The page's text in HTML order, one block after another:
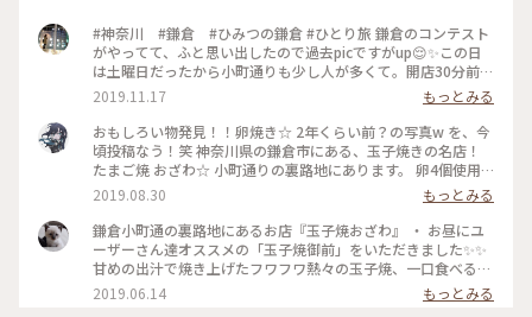
#神奈川 #鎌倉 #ひみつの鎌倉 #ひとり旅 鎌倉のコンテスト
がやってて、ふと思い出したので過去picですがup😌✨この日
は土曜日だったから小町通りも少し人が多くて。開店30分前に
並び始めて、既に前に10人ほどいましたよ〜。運良く1巡目で
入れたので、玉子焼きを注文😎なんともいえない甘さと出汁の
お味と、、、とりあえず美味😂笑！また機会があれば行きたい
なあ。
2019.11.17
もっとみる
おもしろい物発見！！卵焼き☆ 2年くらい前？の写真w を、今
頃投稿なう！笑 神奈川県の鎌倉市にある、玉子焼きの名店！
たまご焼 おざわ☆ 小町通りの裏路地にあります。 卵4個使用
で、砂糖醤油の風味の後に、出汁の風味と旨みが来る感じでし
た！ 口当たりは柔らでした！ 記憶でわ… 開店の11時半前に行
ったのに、長者の列で30分以上待った記憶が… 懐かし～ ま
た、食べに行きたいな～ #神奈川 #鎌倉 #玉子焼き #おざわ #御
膳 #名店 #小町通り #裏 #過去
2019.08.30
もっとみる
鎌倉小町通の裏路地にあるお店『玉子焼おざわ』 ・ お昼にユ
ーザーさん達オススメの「玉子焼御前」をいただきました✨✨
甘めの出汁で焼き上げたフワフワ熱々の玉子焼、一口食べると
旨味がジュワーッと広がります😆 この味は絶対家で再現でき
ない美味しさです🌟 ・ ちなみに、ご飯の上の昆布もいいお
2019.06.14 もっとみる